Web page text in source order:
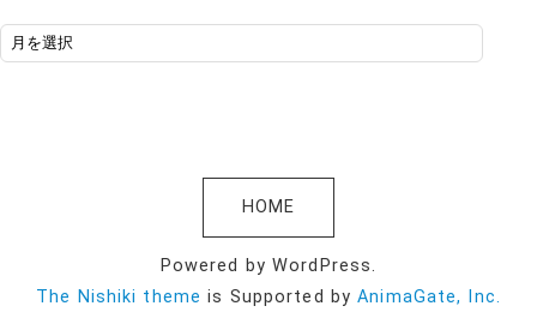
アーカイブ
HOME
Powered by WordPress.
The Nishiki theme is Supported byAnimaGate, Inc.